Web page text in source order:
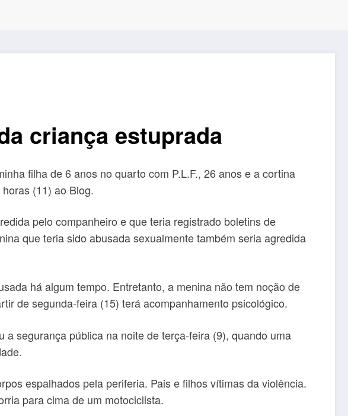
criança estuprada
filha de 6 anos no quarto com P.L.F., 26 anos e a cortina
(11) ao Blog.
pelo companheiro e que teria registrado boletins de
que teria sido abusada sexualmente também seria agredida
há algum tempo. Entretanto, a menina não tem noção de
de segunda-feira (15) terá acompanhamento psicológico.
segurança pública na noite de terça-feira (9), quando uma
espalhados pela periferia. Pais e filhos vítimas da violência.
para cima de um motociclista.